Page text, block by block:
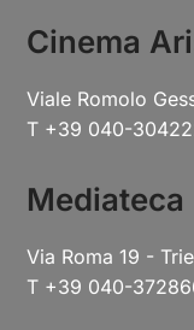
Cinema
Viale Romolo
T +39 040-
Mediateca
Via Roma 19 -
T +39 040-